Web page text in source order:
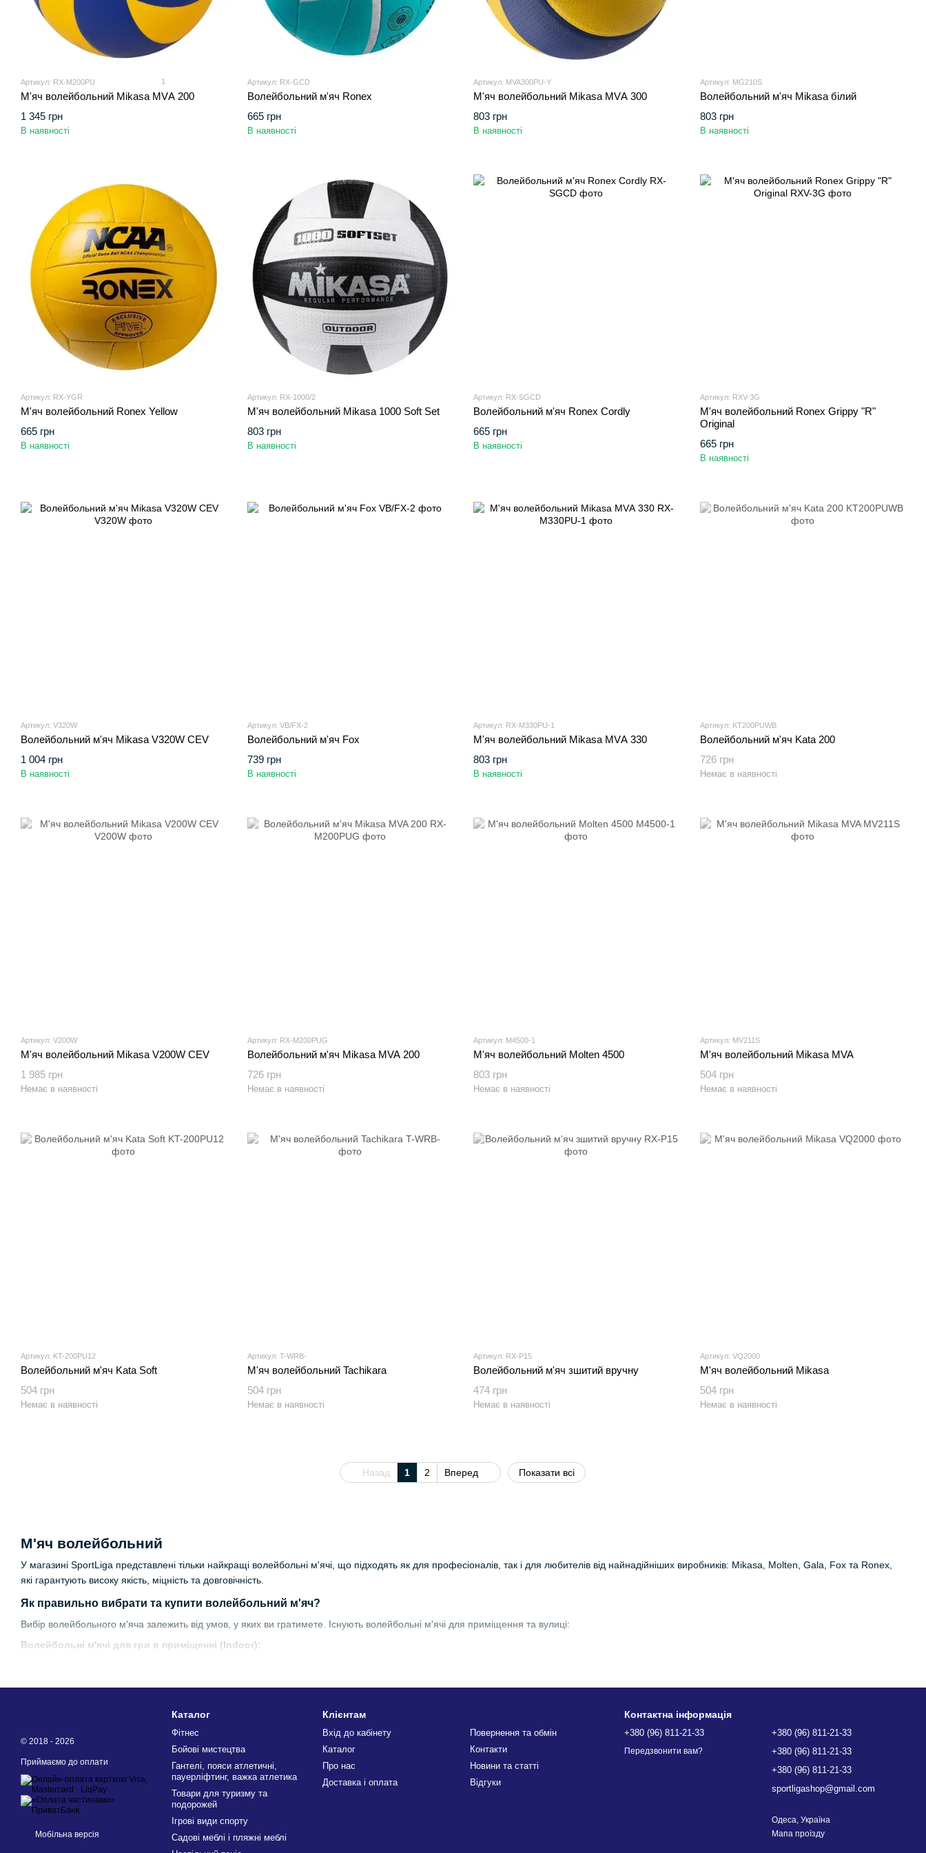
М'яч волейбольний
У магазині SportLiga представлені тільки найкращі волейбольні м'ячі, що підходять як для професіоналів, так і для любителів від найнадійніших виробників: Mikasa, Molten, Gala, Fox та Ronex,
які гарантують високу якість, міцність та довговічність.
Як правильно вибрати та купити волейбольний м'яч?
Вибір волейбольного м'яча залежить від умов, у яких ви гратимете. Існують волейбольні м'ячі для приміщення та вулиці:
Волейбольні м'ячі для гри в приміщенні (Indoor):
Панелі м'яча з'єднані склейкою та забезпечують ідеальну сферичність та стабільну траєкторію польоту.
М'ячі мають міцну камеру, зазвичай із бутила, що гарантує гарний відскок та довговічність.
Вага та розмір:
Стандартна вага складає від 260 до 280 грамів.
Окружність м'яча – 65-67 см.
Переваги:
Артикул: RX-M200PU 1
М'яч волейбольний Mikasa MVА 200
1 345 грн
В наявності
Артикул: RX-GCD
Волейбольний м'яч Ronex
665 грн
В наявності
Артикул: MVA300PU-Y
М'яч волейбольний Mikasa MVА 300
803 грн
В наявності
Артикул: MG210S
Волейбольний м'яч Mikasa білий
803 грн
В наявності
Артикул: RX-YGR
М'яч волейбольний Ronex Yellow
665 грн
В наявності
Артикул: RX-1000/2
М'яч волейбольний Mikasa 1000 Soft Set
803 грн
В наявності
Артикул: RX-SGCD
Волейбольний м'яч Ronex Cordly
665 грн
В наявності
Артикул: RXV-3G
М'яч волейбольний Ronex Grippy "R"
Original
665 грн
В наявності
Артикул: V320W
Волейбольний м'яч Mikasa V320W CEV
1 004 грн
В наявності
Артикул: VB/FX-2
Волейбольний м'яч Fox
739 грн
В наявності
Артикул: RX-M330PU-1
М'яч волейбольний Mikasa MVА 330
803 грн
В наявності
Артикул: KT200PUWB
Волейбольний м'яч Kata 200
726 грн
Немає в наявності
Артикул: V200W
М'яч волейбольний Mikasa V200W CEV
1 985 грн
Немає в наявності
Артикул: RX-M200PUG
Волейбольний м'яч Mikasa MVA 200
726 грн
Немає в наявності
Артикул: M4500-1
М'яч волейбольний Molten 4500
803 грн
Немає в наявності
Артикул: MV211S
М'яч волейбольний Mikasa MVA
504 грн
Немає в наявності
Артикул: KT-200PU12
Волейбольний м'яч Kata Soft
504 грн
Немає в наявності
Артикул: T-WRB-
М'яч волейбольний Tachikara
504 грн
Немає в наявності
Артикул: RX-P15
Волейбольний м'яч зшитий вручну
474 грн
Немає в наявності
Артикул: VQ2000
М'яч волейбольний Mikasa
504 грн
Немає в наявності
Назад 1 2 Вперед Показати всі
© 2018 - 2026
Приймаємо до оплати
Мобільна версія
Каталог
Фітнес
Бойові мистецтва
Гантелі, пояси атлетичні,
пауерліфтинг, важка атлетика
Товари для туризму та
подорожей
Ігрові види спорту
Садові меблі і пляжні меблі
Клієнтам
Вхід до кабінету
Каталог
Про нас
Доставка і оплата
Повернення та обмін
Контакти
Новини та статті
Відгуки
Контактна інформація
+380 (96) 811-21-33
Передзвонити вам?
+380 (96) 811-21-33
+380 (96) 811-21-33
+380 (96) 811-21-33
sportligashop@gmail.com
Одеса, Україна
Мапа проїзду